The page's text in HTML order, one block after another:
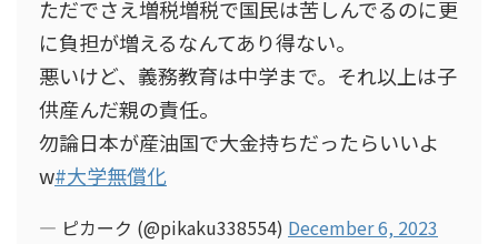
ただでさえ増税増税で国民は苦しんでるのに更
に負担が増えるなんてあり得ない。
悪いけど、義務教育は中学まで。それ以上は子
供産んだ親の責任。
勿論日本が産油国で大金持ちだったらいいよ
w#大学無償化
— ピカーク (@pikaku338554) December 6, 2023